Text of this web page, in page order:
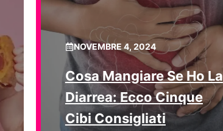
NOVEMBRE 4, 2024
Cosa Mangiare Se Ho La
Diarrea: Ecco Cinque
Cibi Consigliati